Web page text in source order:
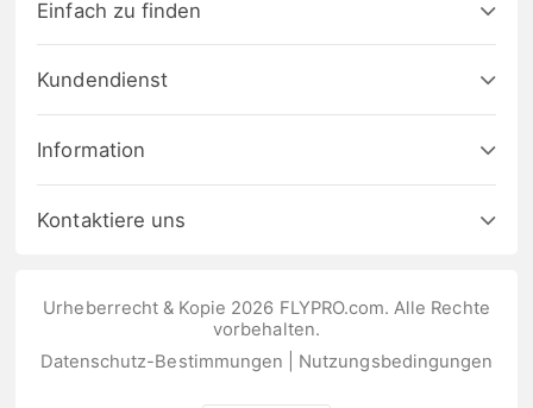
Einfach zu finden
Kundendienst
Information
Kontaktiere uns
Urheberrecht & Kopie 2026 FLYPRO.com. Alle Rechte
vorbehalten.
Datenschutz-Bestimmungen
Nutzungsbedingungen